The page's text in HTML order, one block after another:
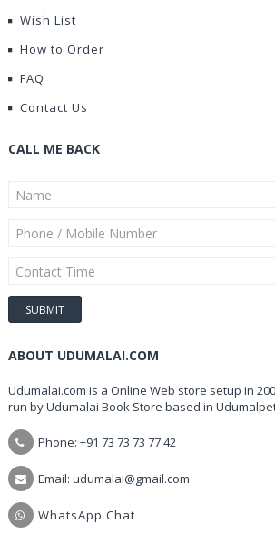
Wish List
How to Order
FAQ
Contact Us
CALL ME BACK
ABOUT UDUMALAI.COM
Udumalai.com is a Online Web store setup in
run by Udumalai Book Store based in
Phone: +91 73 73 73 77 42
Email: udumalai@gmail.com
WhatsApp Chat